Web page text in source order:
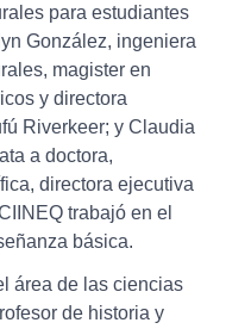
para estudiantes
González, ingeniera
magister en
y directora
Riverkeer; y Claudia
a doctora,
directora ejecutiva
trabajó en el
básica.
área de las ciencias
de historia y